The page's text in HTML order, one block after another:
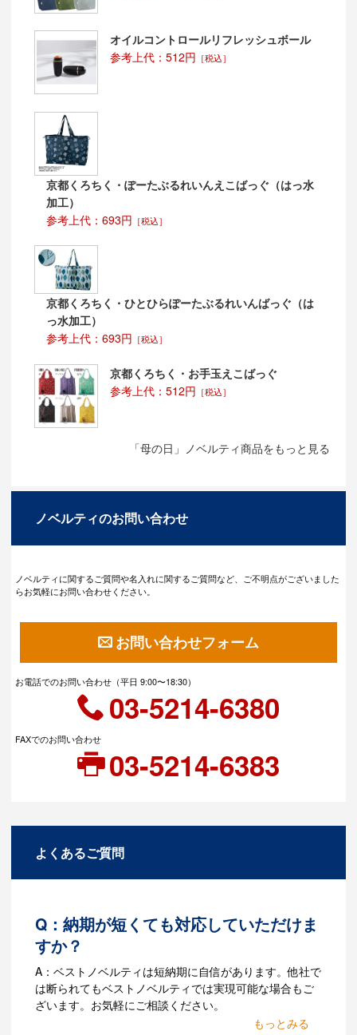
オイルコントロールリフレッシュボール
参考上代：512円 ［税込］
京都くろちく・ぽーたぶるれいんえこばっぐ（はっ水
加工）
参考上代：693円 ［税込］
京都くろちく・ひとひらぽーたぶるれいんばっぐ（は
っ水加工）
参考上代：693円 ［税込］
京都くろちく・お手玉えこばっぐ
参考上代：512円 ［税込］
「母の日」ノベルティ商品をもっと見る
ノベルティのお問い合わせ
ノベルティに関するご質問や名入れに関するご質問など、ご不明点がございました
らお気軽にお問い合わせください。
お問い合わせフォーム
お電話でのお問い合わせ（平日 9:00〜18:30）
03-5214-6380
FAXでのお問い合わせ
03-5214-6383
よくあるご質問
Q：納期が短くても対応していただけま
すか？
A：ベストノベルティは短納期に自信があります。他社で
は断られてもベストノベルティでは実現可能な場合もご
ざいます。お気軽にご相談ください。